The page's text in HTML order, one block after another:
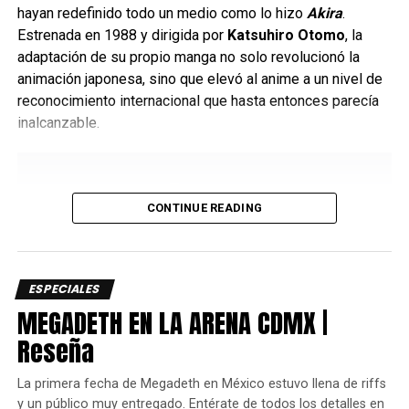
hayan redefinido todo un medio como lo hizo Akira.
Estrenada en 1988 y dirigida por Katsuhiro Otomo, la
adaptación de su propio manga no solo revolucionó la
animación japonesa, sino que elevó al anime a un nivel de
reconocimiento internacional que hasta entonces parecía
inalcanzable.
CONTINUE READING
ESPECIALES
MEGADETH EN LA ARENA CDMX |
Reseña
La primera fecha de Megadeth en México estuvo llena de riffs
y un público muy entregado. Entérate de todos los detalles en